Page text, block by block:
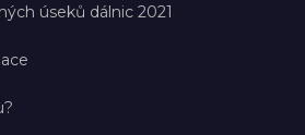
úseků dálnic 2021